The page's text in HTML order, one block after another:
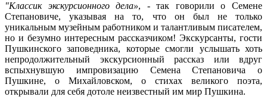
"Классик экскурсионного дела», - так говорили о Семене
Степановиче, указывая на то, что он был не только
уникальным музейным работником и талантливым писателем,
но и безумно интересным рассказчиком! Экскурсанты, гости
Пушкинского заповедника, которые смогли услышать хоть
непродолжительный экскурсионный рассказ или вдруг
вспыхнувшую импровизацию Семена Степановича о
Пушкине, о Михайловском, о стихах великого поэта,
открывали для себя дотоле неизвестный им мир Пушкина.